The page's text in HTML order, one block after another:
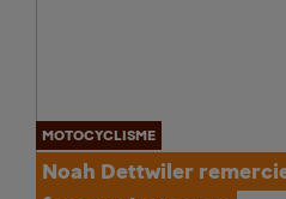
MOTOCYCLISME
Noah Dettwiler